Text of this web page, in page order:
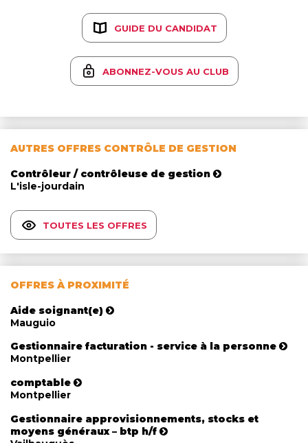
GUIDE DU CANDIDAT
ABONNEZ-VOUS AU CLUB
AUTRES OFFRES CONTRÔLE DE GESTION
Contrôleur / contrôleuse de gestion
L'isle-jourdain
TOUTES LES OFFRES
OFFRES À PROXIMITÉ
Aide soignant(e)
Mauguio
Gestionnaire facturation - service à la personne
Montpellier
comptable
Montpellier
Gestionnaire approvisionnements, stocks et
moyens généraux – btp h/f